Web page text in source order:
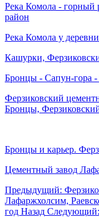
Река Комола - горный
район
Река Комола у
Кашурки,
Бронцы - Сапун-гора
Ферзиковский
Бронцы,
Бронцы и карьер.
Цементный завод
Предыдущий:
Лафаржхолсим,
год Назад Следующий: